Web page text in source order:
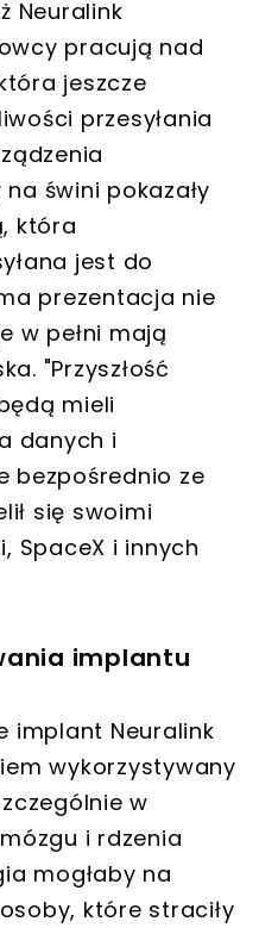
Neuralink
pracują nad
jeszcze
przesyłania
świni pokazały
która
jest do
prezentacja nie
w pełni mają
"Przyszłość
mieli
danych i
bezpośrednio ze
się swoimi
SpaceX i innych
implantu
implant Neuralink
wykorzystywany
w
i rdzenia
mogłaby na
które straciły